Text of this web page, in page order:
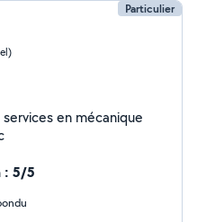
Particulier
en mécanique
etc
: 5/5